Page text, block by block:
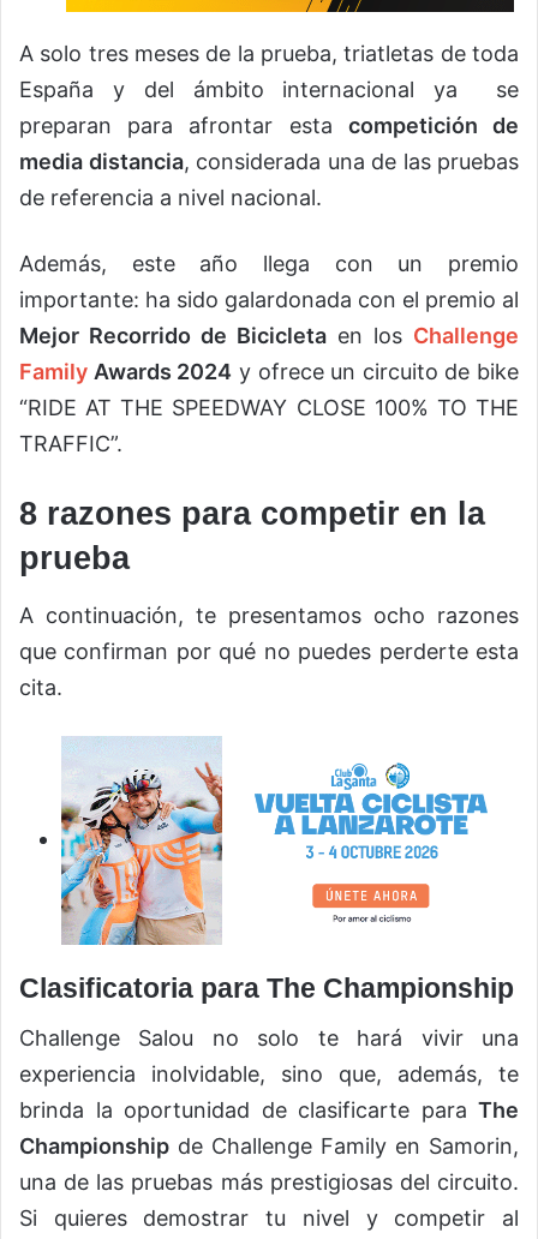
A solo tres meses de la prueba, triatletas de toda
España y del ámbito internacional ya se
preparan para afrontar esta competición de
media distancia, considerada una de las pruebas
de referencia a nivel nacional.
Además, este año llega con un premio
importante: ha sido galardonada con el premio al
Mejor Recorrido de Bicicleta en los Challenge
Family Awards 2024 y ofrece un circuito de bike
“RIDE AT THE SPEEDWAY CLOSE 100% TO THE
TRAFFIC”.
8 razones para competir en la
prueba
A continuación, te presentamos ocho razones
que confirman por qué no puedes perderte esta
cita.
Clasificatoria para The Championship
Challenge Salou no solo te hará vivir una
experiencia inolvidable, sino que, además, te
brinda la oportunidad de clasificarte para The
Championship de Challenge Family en Samorin,
una de las pruebas más prestigiosas del circuito.
Si quieres demostrar tu nivel y competir al